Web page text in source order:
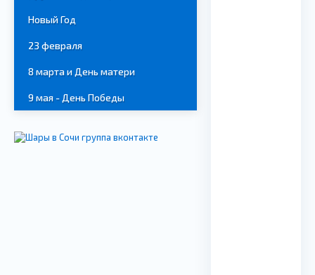
Новый Год
23 февраля
8 марта и День матери
9 мая - День Победы